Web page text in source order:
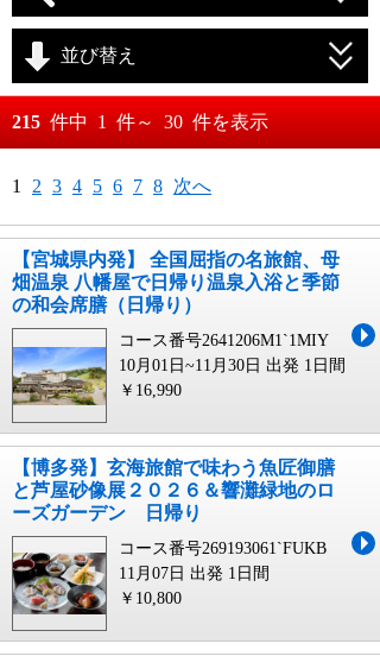
月
月 日
並び替え
おすすめ順
料金が高い順
215 件中 1 件～ 30 件を表示
1 2 3 4 5 6 7 8 次へ
【宮城県内発】 全国屈指の名旅館、母
畑温泉 八幡屋で日帰り温泉入浴と季節
の和会席膳（日帰り）
コース番号2641206M1`1MIY
10月01日~11月30日 出発 1日間
￥16,990
【博多発】玄海旅館で味わう魚匠御膳
と芦屋砂像展２０２６＆響灘緑地のロ
ーズガーデン 日帰り
コース番号269193061`FUKB
11月07日 出発 1日間
￥10,800